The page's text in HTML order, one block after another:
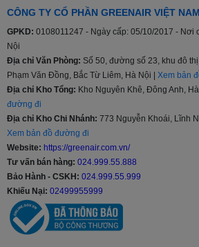
Tiêu chuẩn cụ thể về mức độ an toàn
lạnh thực phẩm và tủ đá TCVN 5699-
Tiêu chuẩn năng lượng Việt Nam
Quy chuẩn kỹ thuật quốc gia về
thiết bị điện và điện tử gia dụng và
QCVN 9:2012/BKHCN.
Đặc biệt, tủ lạnh Funiki còn chinh phục
ưu điểm như:
Công nghệ Silver Nano
mức vi mô, chỉ từ 3 – 5 nano mét nên
tiếp lấy tế bào vi khuẩn, phá vỡ cấu
và ngăn chặn sự phát triển của vi
công nghệ này còn giúp bảo quản
lâu hơn, trọn vẹn các dưỡng chất.
Mẫu mã đa dạng, chia ngăn khoa
CÔNG TY CỔ PHẦN GREENAIR VIỆT NAM
GPKD: 0108011247 - Ngày cấp: 05/10/2017 - Nơi
Nội
Địa chỉ Văn Phòng: Số 50, đường số 23, khu đô
Phạm Văn Đồng, Bắc Từ Liêm, Hà Nội | Xem bản
Địa chỉ Kho Tổng: Kho Nguyên Khê, Đông Anh,
đường đi
Địa chỉ Kho Chi Nhánh: 773 Nguyễn Khoái, Lĩnh
Xem bản đồ đường đi
Website: https://greenair.com.vn/
Tư vấn bán hàng: 024.999.55.888
Bảo Hành - CSKH: 024.999.55.999
Khiếu Nại: 02499955999